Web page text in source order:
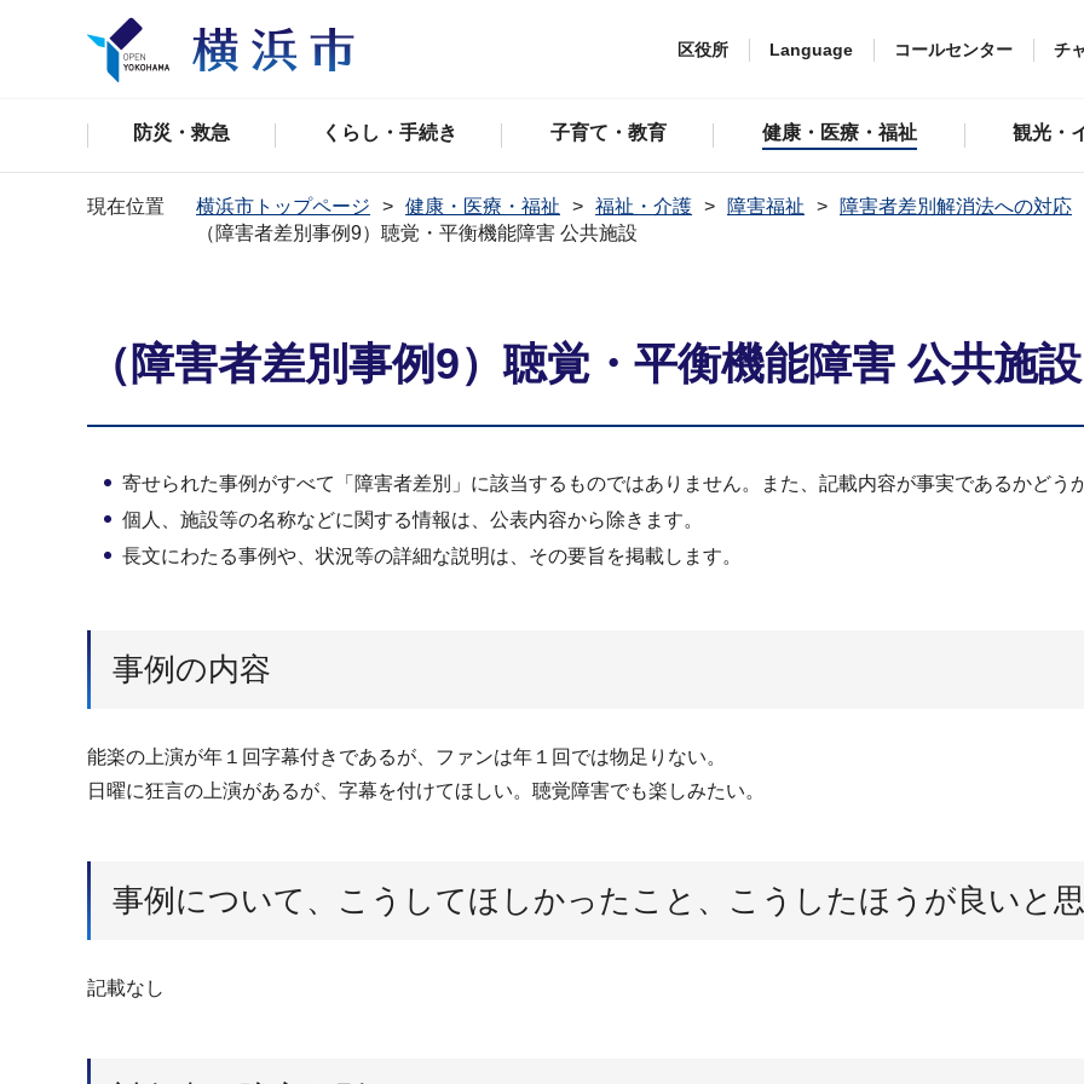
区役所 Language コールセンター チ
防災・救急 くらし・手続き 子育て・教育 健康・医療・福祉 観光・
現在位置 横浜市トップページ 健康・医療・福祉 福祉・介護 障害福祉 障害者差別解消法への対応
（障害者差別事例9）聴覚・平衡機能障害 公共施設
（障害者差別事例9）聴覚・平衡機能障害 公共施設
寄せられた事例がすべて「障害者差別」に該当するものではありません。また、記載内容が事実であるかどう
個人、施設等の名称などに関する情報は、公表内容から除きます。
長文にわたる事例や、状況等の詳細な説明は、その要旨を掲載します。
事例の内容
能楽の上演が年１回字幕付きであるが、ファンは年１回では物足りない。
日曜に狂言の上演があるが、字幕を付けてほしい。聴覚障害でも楽しみたい。
事例について、こうしてほしかったこと、こうしたほうが良いと
記載なし